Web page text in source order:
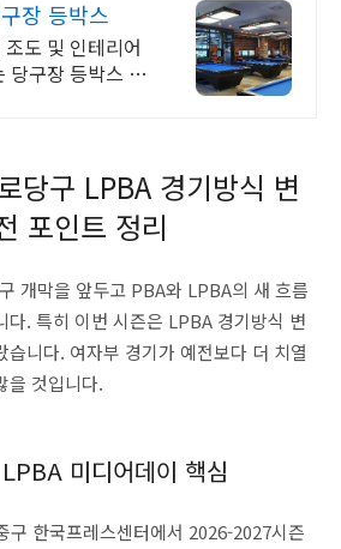
장 등박스
도 및 인테리어
당구장 등박스 및
당구 LPBA 경기방식 변
포인트 정리
개막을 앞두고 PBA와 LPBA의 새 흐름
다. 특히 이번 시즌은 LPBA 경기방식 변
습니다. 여자부 경기가 예전보다 더 치열
을 것입니다.
미디어데이 핵심
구 한국프레스센터에서 2026-2027시즌